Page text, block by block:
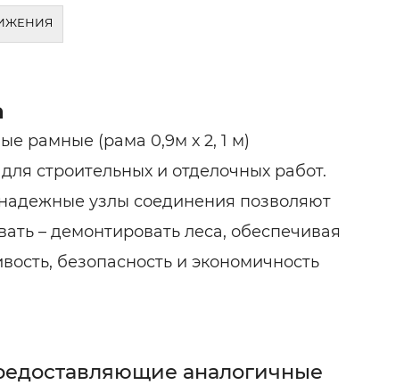
рамные (рама 0,9м х 2, 1 м)
строительных и отделочных работ.
узлы соединения позволяют
– демонтировать леса, обеспечивая
безопасность и экономичность
аналогичные